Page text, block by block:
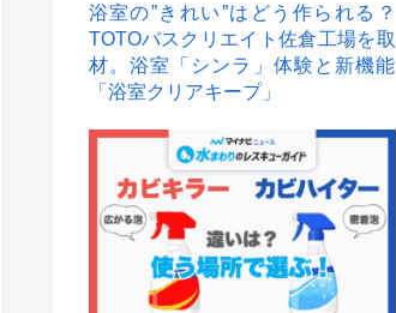
浴室の”きれい”はどう作られる？
TOTOバスクリエイト佐倉工場を取
材。浴室「シンラ」体験と新機能
「浴室クリアキープ」